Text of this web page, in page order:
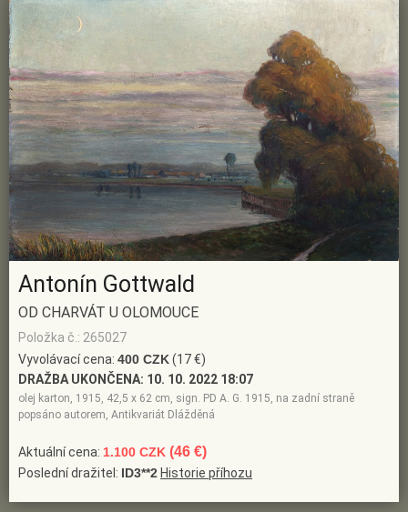
Antonín Gottwald
OD CHARVÁT U OLOMOUCE
Položka č.: 265027
Vyvolávací cena: 400 CZK(17 €)
DRAŽBA UKONČENA: 10. 10. 2022 18:07
olej karton, 1915, 42,5 x 62 cm, sign. PD A. G. 1915, na zadní straně
popsáno autorem, Antikvariát Dlážděná
Aktuální cena: 1.100 CZK (46 €)
Poslední dražitel: ID3**2 Historie příhozu